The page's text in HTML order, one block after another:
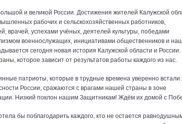
и великой России. Достижения жителей Калужской
рабочих и сельскохозяйственных работников,
врачей, успехами учёных, деятелей культуры, победами
военнослужащих, инициативами общественников и
сегодня новая история Калужской области и
которое зависит от результатов работы каждого из нас.
патриоты, которые в трудные времена уверенно встали
России, сражаются с врагами нашей страны в зоне
Низкий поклон нашим Защитникам! Ждём их домой с
бы поблагодарить каждого, кто не остается